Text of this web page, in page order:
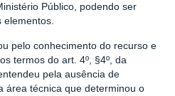
Público, podendo ser
pelo conhecimento do recurso e
termos do art. 4º, §4º, da
pela ausência de
área técnica que determinou o